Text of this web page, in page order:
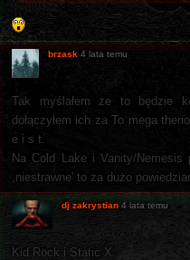
brzask 4 lata temu
Tak myślałem że to będzie
dołączyłem ich za To mega
e i s t.
Na Cold Lake i Vanity/
,niestrawne' to za dużo
dj zakrystian 4 lata temu
Kid Rock i Static X.